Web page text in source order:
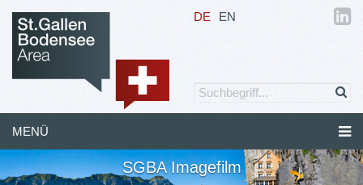
DE EN
MENÜ
SGBA Imagefilm